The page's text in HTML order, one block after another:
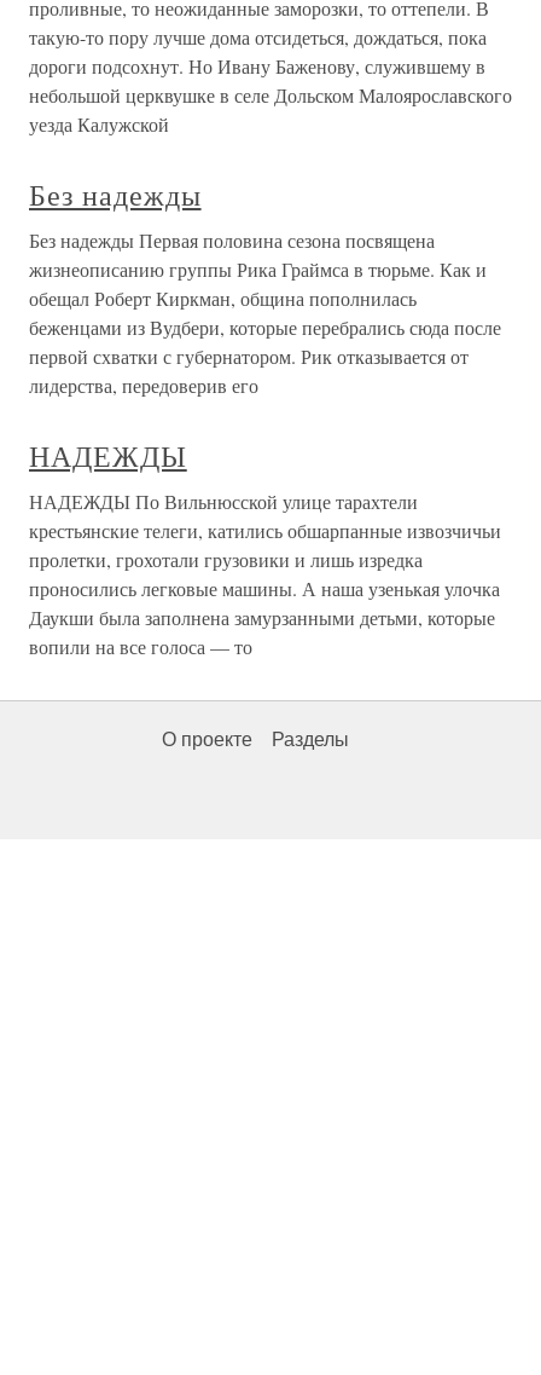
проливные, то неожиданные заморозки, то оттепели. В
такую-то пору лучше дома отсидеться, дождаться, пока
дороги подсохнут. Но Ивану Баженову, служившему в
небольшой церквушке в селе Дольском Малоярославского
уезда Калужской
Без надежды
Без надежды Первая половина сезона посвящена
жизнеописанию группы Рика Граймса в тюрьме. Как и
обещал Роберт Киркман, община пополнилась
беженцами из Вудбери, которые перебрались сюда после
первой схватки с губернатором. Рик отказывается от
лидерства, передоверив его
НАДЕЖДЫ
НАДЕЖДЫ По Вильнюсской улице тарахтели
крестьянские телеги, катились обшарпанные извозчичьи
пролетки, грохотали грузовики и лишь изредка
проносились легковые машины. А наша узенькая улочка
Даукши была заполнена замурзанными детьми, которые
вопили на все голоса — то
О проекте Разделы